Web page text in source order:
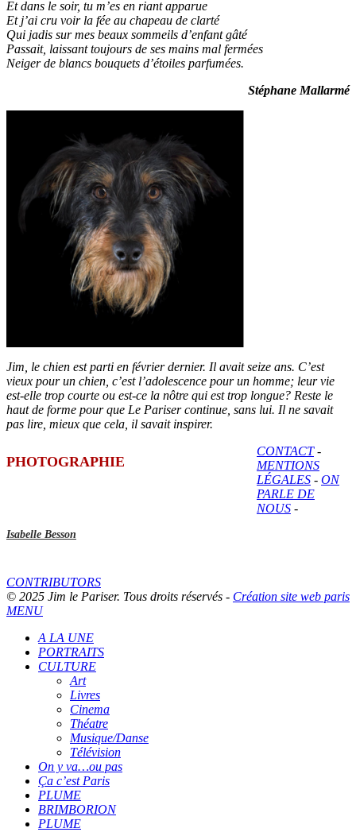
Et dans le soir, tu m’es en riant apparue
Et j’ai cru voir la fée au chapeau de clarté
Qui jadis sur mes beaux sommeils d’enfant gâté
Passait, laissant toujours de ses mains mal fermées
Neiger de blancs bouquets d’étoiles parfumées.
Stéphane Mallarmé
Jim, le chien est parti en février dernier. Il avait seize ans. C’est
vieux pour un chien, c’est l’adolescence pour un homme; leur vie
est-elle trop courte ou est-ce la nôtre qui est trop longue? Reste le
haut de forme pour que Le Pariser continue, sans lui. Il ne savait
pas lire, mieux que cela, il savait inspirer.
PHOTOGRAPHIE
Isabelle Besson
CONTACT-
MENTIONS
LÉGALES - ON
PARLE DE
NOUS -
CONTRIBUTORS
© 2025 Jim le Pariser. Tous droits réservés - Création site web paris
MENU
A LA UNE
PORTRAITS
CULTURE
Art
Livres
Cinema
Théatre
Musique/Danse
Télévision
On y va…ou pas
Ça c’est Paris
PLUME
BRIMBORION
PLUME